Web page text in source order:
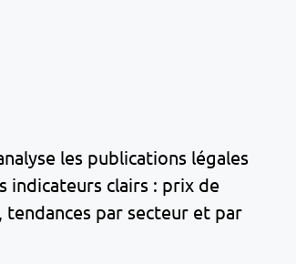
les publications légales
indicateurs clairs : prix de
par secteur et par